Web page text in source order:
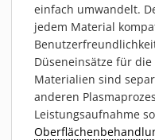
FEINSTREINIGUNG
LACKIEREN
VERKLEBEN
MATERIALIEN
einfach umwandelt.
jedem Material
Düseneinsätze für
Materialien sind
anderen
Leistungsaufnahme